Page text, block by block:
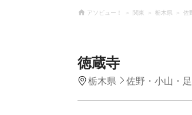
アソビュー！ 関東 栃木県 佐
徳蔵寺
栃木県 佐野・小山・